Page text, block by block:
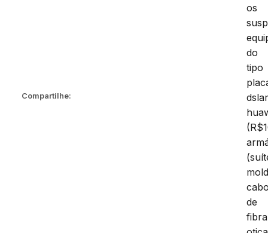
Compartilhe:
os
do
tipo
de
fibra